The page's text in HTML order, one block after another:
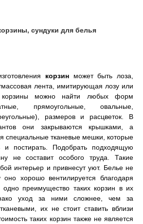
сундуки для белья
корзин может быть лоза,
лента, имитирующая лозу или
корзины можно найти любых форм
прямоугольные, овальные,
размеров и расцветок. В
они закрываются крышками, а
специальные тканевые мешки, которые
и постирать. Подобрать подходящую
не составит особого труда. Такие
интерьер и привнесут уют. Белье не
оно хорошо вентилируется благодаря
преимущество таких корзин в их
уход за ними сложнее, чем за
их не стоит ставить вблизи
таких корзин также не является